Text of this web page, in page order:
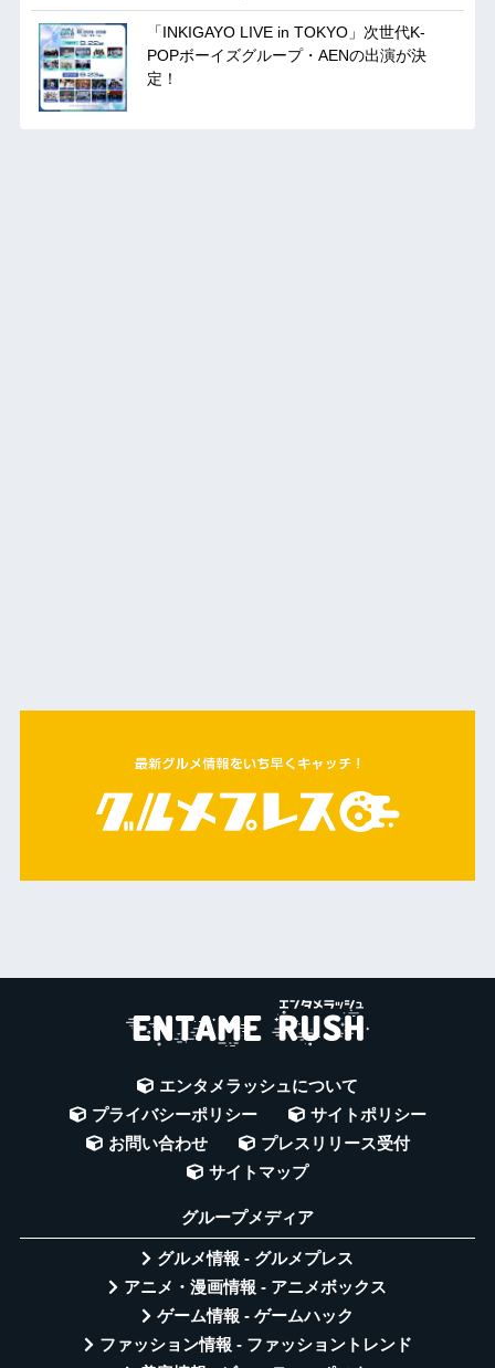
「INKIGAYO LIVE in TOKYO」次世代K-
POPボーイズグループ・AENの出演が決
定！
エンタメラッシュについて
プライバシーポリシー
サイトポリシー
お問い合わせ
プレスリリース受付
サイトマップ
グループメディア
グルメ情報 - グルメプレス
アニメ・漫画情報 - アニメボックス
ゲーム情報 - ゲームハック
ファッション情報 - ファッショントレンド